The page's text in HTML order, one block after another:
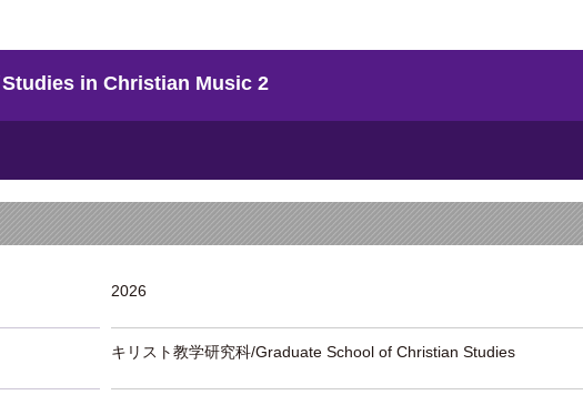
in Christian Music 2
2026
キリスト教学研究科/Graduate School of Christian Studies